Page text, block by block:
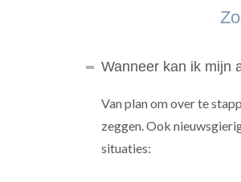
Wanneer kan ik mijn
Van plan om over te
zeggen. Ook
situaties: